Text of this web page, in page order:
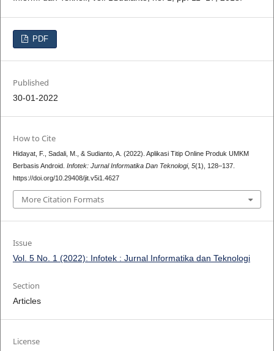
PDF
Published
30-01-2022
How to Cite
Hidayat, F., Sadali, M., & Sudianto, A. (2022). Aplikasi Titip Online Produk UMKM
Berbasis Android. Infotek: Jurnal Informatika Dan Teknologi, 5(1), 128–137.
https://doi.org/10.29408/jit.v5i1.4627
More Citation Formats
Issue
Vol. 5 No. 1 (2022): Infotek : Jurnal Informatika dan Teknologi
Section
Articles
License